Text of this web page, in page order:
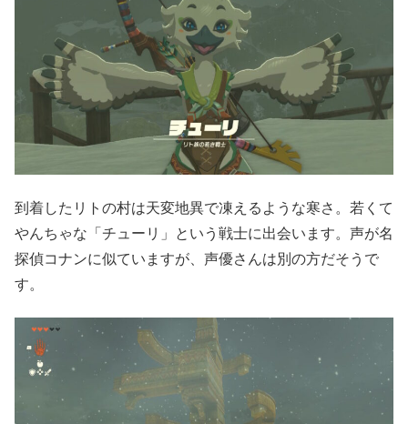
到着したリトの村は天変地異で凍えるような寒さ。若くて
やんちゃな「チューリ」という戦士に出会います。声が名
探偵コナンに似ていますが、声優さんは別の方だそうで
す。